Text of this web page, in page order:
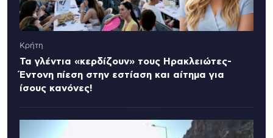
Κρήτη
Τα γλέντια «κερδίζουν» τους Ηρακλειώτες-
Έντονη πίεση στην εστίαση και αίτημα για
ίσους κανόνες!